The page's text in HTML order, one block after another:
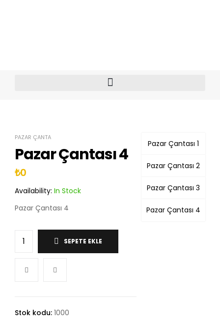
Pazar Çantası 1
Pazar Çantası 2
Pazar Çantası 3
Pazar Çantası 4
PAZAR ÇANTA
Pazar Çantası 4
₺0
Availability: In Stock
Pazar Çantası 4
SEPETE EKLE
Stok kodu: 1000